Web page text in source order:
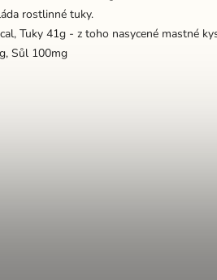
rostlinné tuky.
Tuky 41g - z toho nasycené mastné
Sůl 100mg